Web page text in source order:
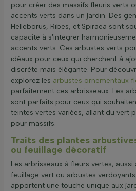
pour créer des massifs fleuris verts
accents verts dans un jardin. Des
Helleborus, Ribes, et Spiraea sont
capacité à s'intégrer
accents verts. Ces arbustes verts
idéaux pour ceux qui cherchent à
discrète mais élégante. Pour
explorez les arbustes ornementaux
parfaitement ces arbrisseaux. Les
sont parfaits pour ceux qui
teintes vertes variées, allant du vert
pour massifs.
Traits des plantes
ou feuillage décoratif
Les arbrisseaux à fleurs vertes,
feuillage vert ou arbustes
apportent une touche unique aux